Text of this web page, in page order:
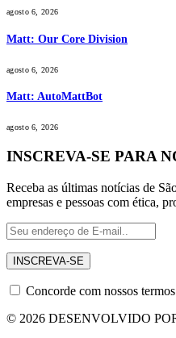
agosto 6, 2026
Matt: Our Core Division
agosto 6, 2026
Matt: AutoMattBot
agosto 6, 2026
INSCREVA-SE PARA
Receba as últimas notícias de
empresas e pessoas com ética,
Concorde com nossos
© 2026 DESENVOLVIDO